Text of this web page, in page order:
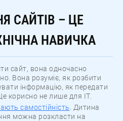
САЙТІВ – ЦЕ
НАВИЧКА
сайт, вона одночасно
Вона розуміє, як розбити
інформацію, як передати
корисно не лише для ІТ.
самостійність . Дитина
можна розкласти на